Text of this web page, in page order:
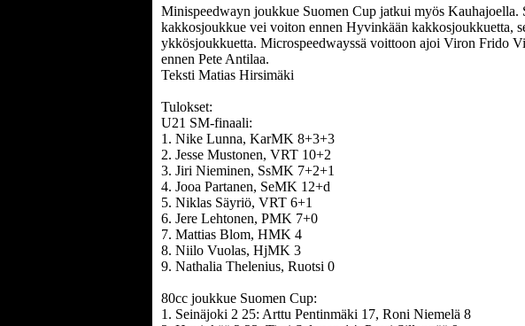
Minispeedwayn joukkue Suomen Cup jatkui myös Kauhajoella.
kakkosjoukkue vei voiton ennen Hyvinkään kakkosjoukkuetta,
ykkösjoukkuetta. Microspeedwayssä voittoon ajoi Viron Frido
ennen Pete Antilaa.
Teksti Matias Hirsimäki
Tulokset:
U21 SM-finaali:
1. Nike Lunna, KarMK 8+3+3
2. Jesse Mustonen, VRT 10+2
3. Jiri Nieminen, SsMK 7+2+1
4. Jooa Partanen, SeMK 12+d
5. Niklas Säyriö, VRT 6+1
6. Jere Lehtonen, PMK 7+0
7. Mattias Blom, HMK 4
8. Niilo Vuolas, HjMK 3
9. Nathalia Thelenius, Ruotsi 0
80cc joukkue Suomen Cup:
1. Seinäjoki 2 25: Arttu Pentinmäki 17, Roni Niemelä 8